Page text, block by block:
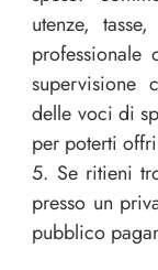
utenze,
professionale
supervisione
delle voci di
per poterti
5. Se ritieni
presso un
pubblico